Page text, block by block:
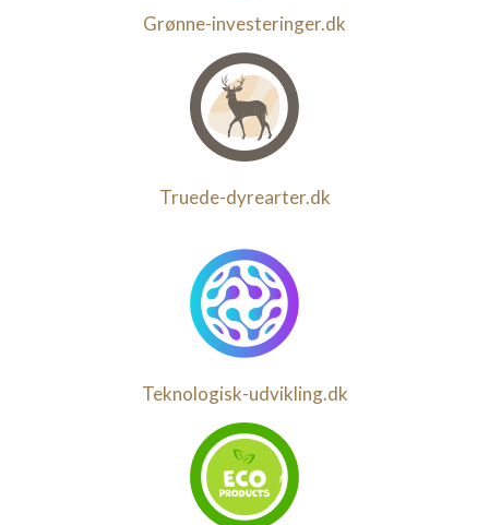
Grønne-investeringer.dk
Truede-dyrearter.dk
Teknologisk-udvikling.dk